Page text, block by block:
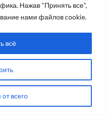
Нажав "Принять все",
нами файлов cookie.
всего
всё
13 14
15